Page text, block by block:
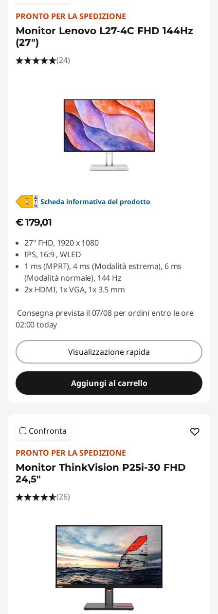
PRONTO PER LA SPEDIZIONE
Monitor Lenovo L27-4C FHD 144Hz
(27")
(24)
Scheda informativa del prodotto
€ 179,01
27" FHD, 1920 x 1080
IPS, 16:9 , WLED
1 ms (MPRT), 4 ms (Modalità estrema), 6 ms
(Modalità normale), 144 Hz
2x HDMI, 1x VGA, 1x 3.5 mm
Consegna prevista il 07/08 per ordini entro le ore
02:00 today
Visualizzazione rapida
Aggiungi al carrello
Confronta
PRONTO PER LA SPEDIZIONE
Monitor ThinkVision P25i-30 FHD
24,5"
(26)